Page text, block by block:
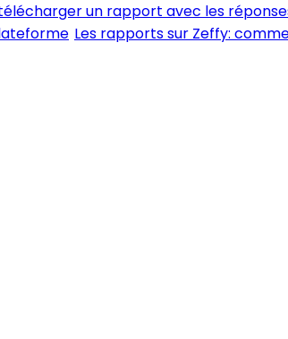
un rapport avec les
Les rapports sur Zeffy: